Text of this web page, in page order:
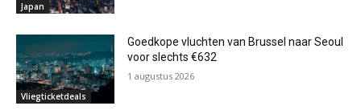
Japan
Vliegticketdeals
Goedkope vluchten van Brussel naar Seoul
voor slechts €632
1 augustus 2026